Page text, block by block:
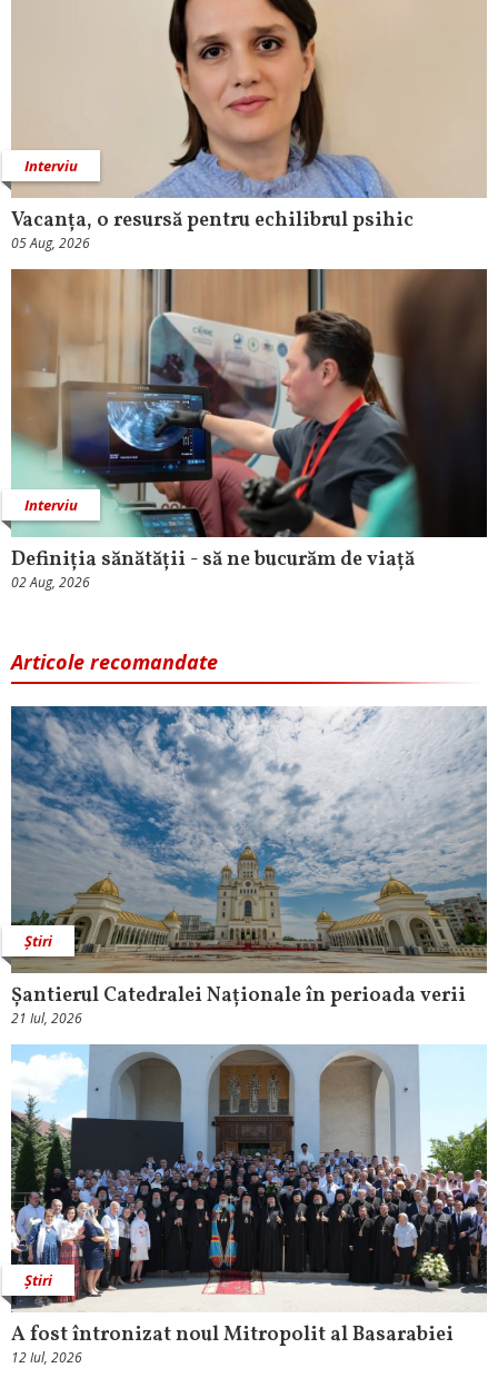
Interviu
Vacanța, o resursă pentru echilibrul psihic
05 Aug, 2026
Interviu
Definiția sănătății - să ne bucurăm de viață
02 Aug, 2026
Articole recomandate
Știri
Șantierul Catedralei Naționale în perioada verii
21 Iul, 2026
Știri
A fost întronizat noul Mitropolit al Basarabiei
12 Iul, 2026